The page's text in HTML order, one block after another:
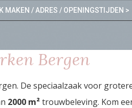
MAKEN / ADRES / OPENINGSTIJDEN >
Bergen
De speciaalzaak voor
2000 m²trouwbeleving. Kom